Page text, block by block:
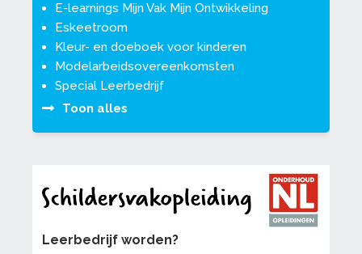
E-learnings Mijn Vak Mijn Ontwikkeling
Eskeetroom
Kleur- en doeboek voor kinderen
Modelarbeidsovereenkomsten
Special Leerbedrijf
Toon alles
Leerbedrijf worden?